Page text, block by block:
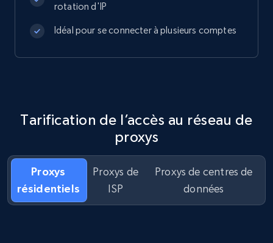
rotation d'IP
Idéal pour se connecter à plusieurs comptes
Tarification de l’accès au réseau de
proxys
Proxys
résidentiels
Proxys de
ISP
Proxys de centres de
données